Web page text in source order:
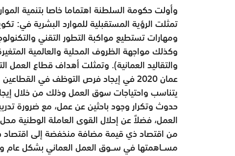
وأولت حكومة السلطنة اهتماما خاصا بتنمية
تمثلت الرؤية المستقبلية للموارد البشرية في:
ومهارات تستطيع مواكبة التطور التقني
وكذلك مواجهة الظروف المحلية والعالمية
والتقاليد العمانية). وتمثلت أهداف قطاع العمل
عمان 2020 في إيجاد فرص التوظف في
يتناسب واحتياجات سوق العمل وذلك من خلال
حدوث وتكرار وجود باحثين عن عمل، مع ضرورة
العمل، فضلاً عن إحلال القوى العاملة الوطنية محل
من اقتصاد ذي قيمة مضافة منخفضة إلى
مســاهمتها في ســوق العمل العماني بشكل عام